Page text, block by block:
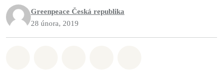
Greenpeace Česká republika
28 února, 2019